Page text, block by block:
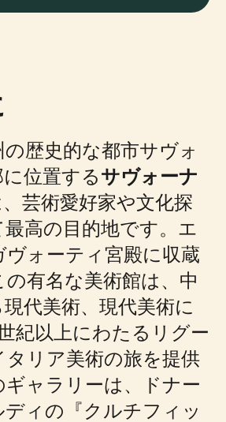
歴史的な都市サヴォ
位置するサヴォーナ
芸術愛好家や文化探
高の目的地です。エ
ォーティ宮殿に収蔵
有名な美術館は、中
代美術、現代美術に
紀以上にわたるリグー
タリア美術の旅を提供
ギャラリーは、ドナー
ディの『クルチフィッ